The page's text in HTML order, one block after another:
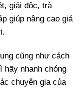
giải độc, trà
giúp nâng cao giá
cũng như cách
hãy nhanh chóng
chuyên gia của